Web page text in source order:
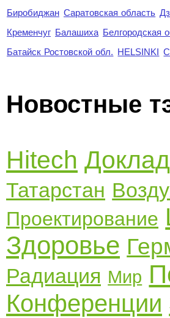
Биробиджан Саратовская область
Кременчуг Балашиха Белгородская
Батайск Ростовской обл. HELSINKI
Новостные
Hitech
Татарстан
Проектирование
Здоровье
Радиация Мир
Конференции